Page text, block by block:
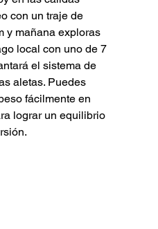
con un traje de
y mañana exploras
local con uno de 7
el sistema de
aletas. Puedes
fácilmente en
lograr un equilibrio